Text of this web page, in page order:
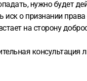
нужно будет
иск о признании
на сторону